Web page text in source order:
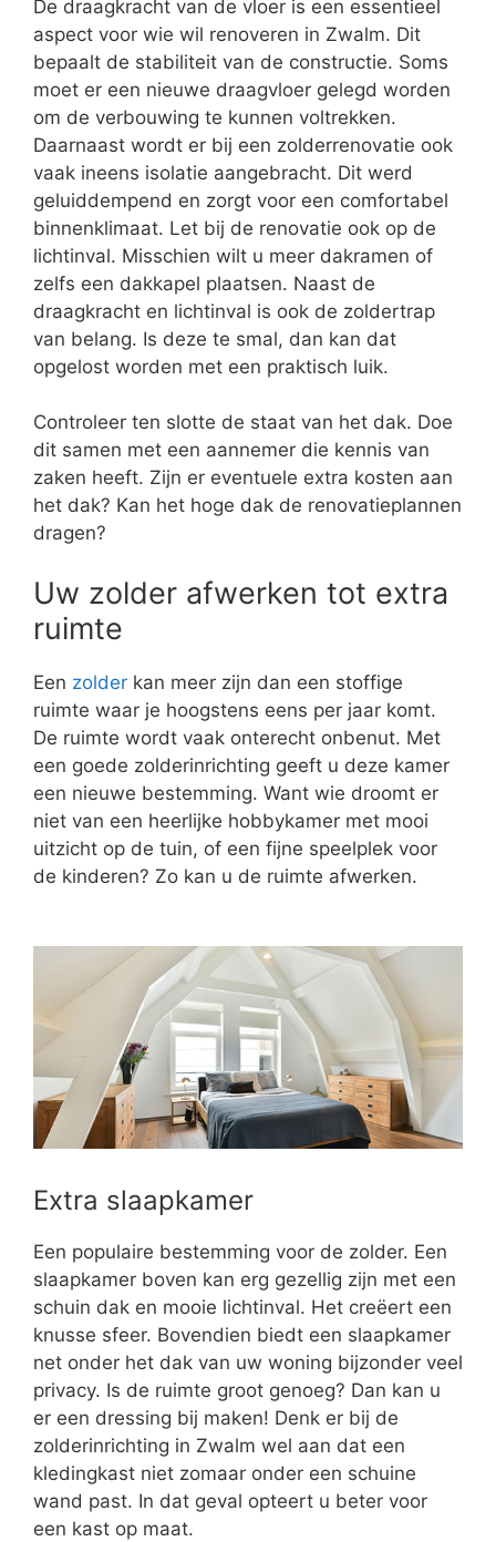
De draagkracht van de vloer is een essentieel
aspect voor wie wil renoveren in Zwalm. Dit
bepaalt de stabiliteit van de constructie. Soms
moet er een nieuwe draagvloer gelegd worden
om de verbouwing te kunnen voltrekken.
Daarnaast wordt er bij een zolderrenovatie ook
vaak ineens isolatie aangebracht. Dit werd
geluiddempend en zorgt voor een comfortabel
binnenklimaat. Let bij de renovatie ook op de
lichtinval. Misschien wilt u meer dakramen of
zelfs een dakkapel plaatsen. Naast de
draagkracht en lichtinval is ook de zoldertrap
van belang. Is deze te smal, dan kan dat
opgelost worden met een praktisch luik.
Controleer ten slotte de staat van het dak. Doe
dit samen met een aannemer die kennis van
zaken heeft. Zijn er eventuele extra kosten aan
het dak? Kan het hoge dak de renovatieplannen
dragen?
Uw zolder afwerken tot extra
ruimte
Een zolder kan meer zijn dan een stoffige
ruimte waar je hoogstens eens per jaar komt.
De ruimte wordt vaak onterecht onbenut. Met
een goede zolderinrichting geeft u deze kamer
een nieuwe bestemming. Want wie droomt er
niet van een heerlijke hobbykamer met mooi
uitzicht op de tuin, of een fijne speelplek voor
de kinderen? Zo kan u de ruimte afwerken.
Extra slaapkamer
Een populaire bestemming voor de zolder. Een
slaapkamer boven kan erg gezellig zijn met een
schuin dak en mooie lichtinval. Het creëert een
knusse sfeer. Bovendien biedt een slaapkamer
net onder het dak van uw woning bijzonder veel
privacy. Is de ruimte groot genoeg? Dan kan u
er een dressing bij maken! Denk er bij de
zolderinrichting in Zwalm wel aan dat een
kledingkast niet zomaar onder een schuine
wand past. In dat geval opteert u beter voor
een kast op maat.